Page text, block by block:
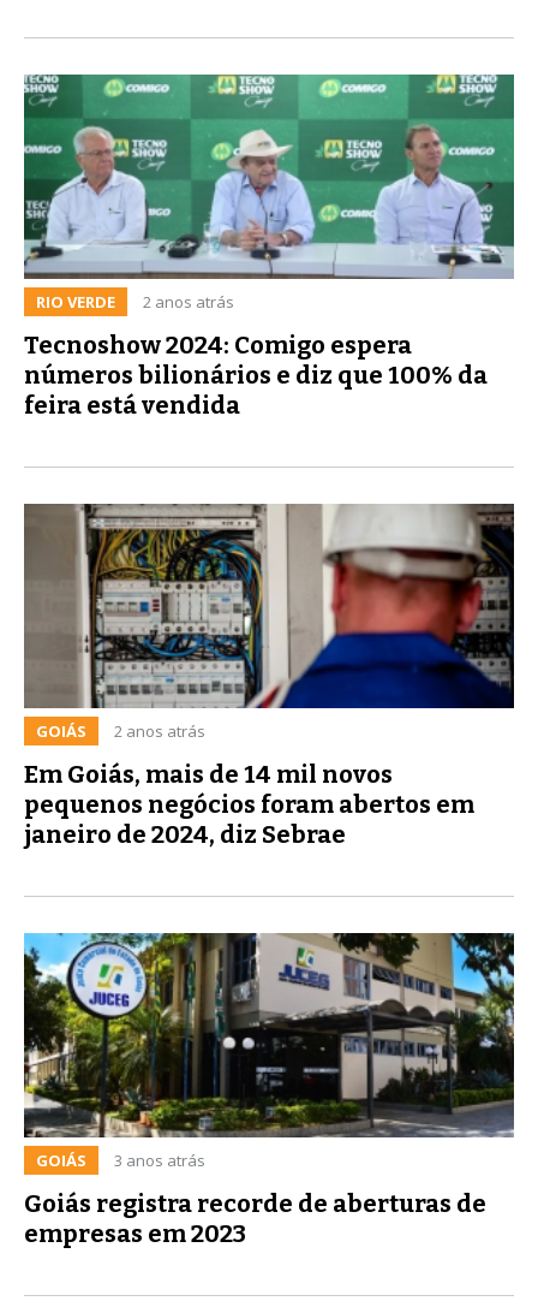
RIO VERDE 2 anos atrás
Tecnoshow 2024: Comigo espera
números bilionários e diz que 100% da
feira está vendida
GOIÁS 2 anos atrás
Em Goiás, mais de 14 mil novos
pequenos negócios foram abertos em
janeiro de 2024, diz Sebrae
GOIÁS 3 anos atrás
Goiás registra recorde de aberturas de
empresas em 2023